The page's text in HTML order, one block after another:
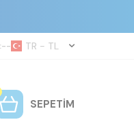
-- TR − TL
SEPETIM